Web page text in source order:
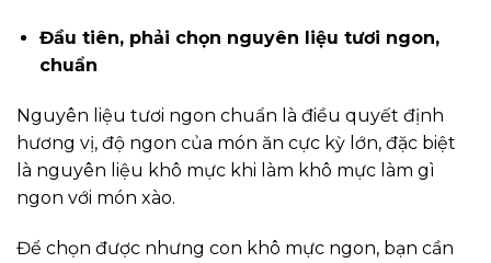
Đầu tiên, phải chọn nguyên liệu tươi ngon,
chuẩn
Nguyên liệu tươi ngon chuẩn là điều quyết định
hương vị, độ ngon của món ăn cực kỳ lớn, đặc biệt
là nguyên liệu khô mực khi làm khô mực làm gì
ngon với món xào.
Để chọn được nhưng con khô mực ngon, bạn cần